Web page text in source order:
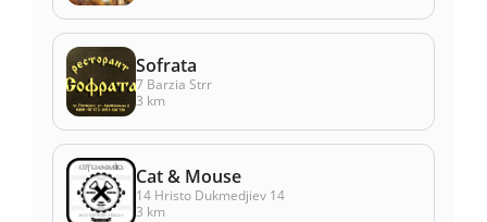
Sоfrata
7 Barzia Strr
3 km
Cat & Mouse
14 Hristo Dukmedjiev 14
3 km